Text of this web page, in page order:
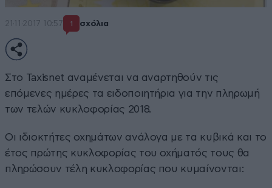
21·11·2017 10:57 1 σχόλια
Στο Taxisnet αναμένεται να αναρτηθούν τις
επόμενες ημέρες τα ειδοποιητήρια για την πληρωμή
των τελών κυκλοφορίας 2018.
Οι ιδιοκτήτες οχημάτων ανάλογα με τα κυβικά και το
έτος πρώτης κυκλοφορίας του οχήματός τους θα
πληρώσουν τέλη κυκλοφορίας που κυμαίνονται: